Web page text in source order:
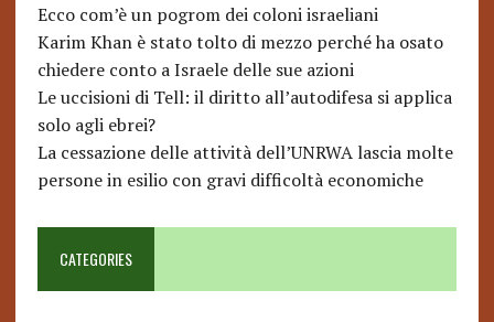
Ecco com’è un pogrom dei coloni israeliani
Karim Khan è stato tolto di mezzo perché ha osato
chiedere conto a Israele delle sue azioni
Le uccisioni di Tell: il diritto all’autodifesa si applica
solo agli ebrei?
La cessazione delle attività dell’UNRWA lascia molte
persone in esilio con gravi difficoltà economiche
CATEGORIES